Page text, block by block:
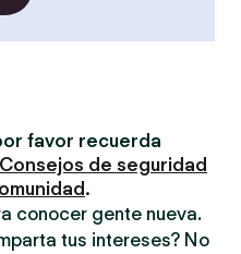
favor recuerda
Consejos de seguridad
.
conocer gente nueva.
tus intereses? No